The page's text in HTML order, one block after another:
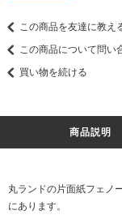
この商品を友達に教え
この商品について問い
買い物を続ける
商品説明
丸ランドの片面紙フェノ
にあります。